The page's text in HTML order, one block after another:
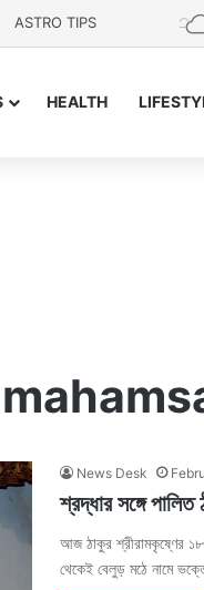
ASTRO TIPS
HEALTH
News Desk
শ্রদ্ধার সঙ্গে
আজ ঠাকুর শ্রীরামকৃষ্ণের
থেকেই বেলুড় মঠে নামে